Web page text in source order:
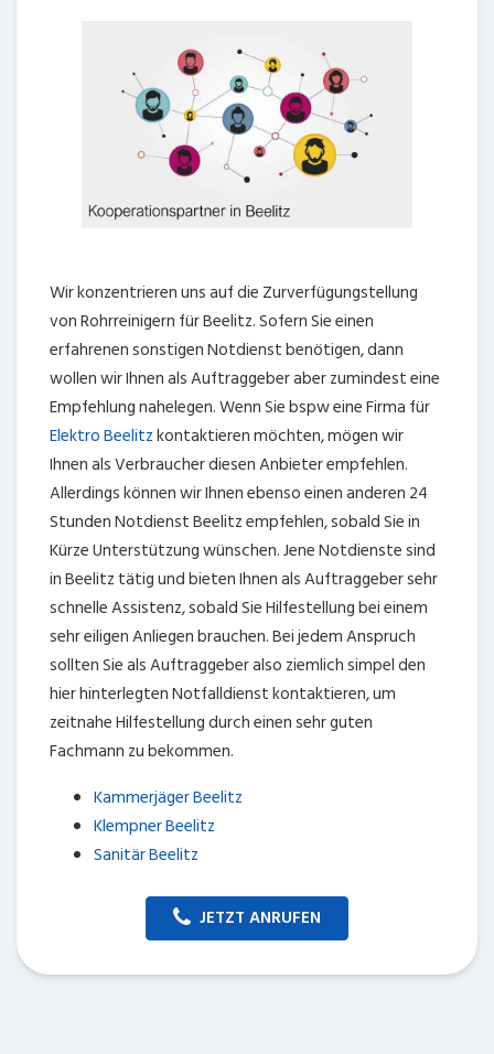
Wir konzentrieren uns auf die Zurverfügungstellung
von Rohrreinigern für Beelitz. Sofern Sie einen
erfahrenen sonstigen Notdienst benötigen, dann
wollen wir Ihnen als Auftraggeber aber zumindest eine
Empfehlung nahelegen. Wenn Sie bspw eine Firma für
Elektro Beelitzkontaktieren möchten, mögen wir
Ihnen als Verbraucher diesen Anbieter empfehlen.
Allerdings können wir Ihnen ebenso einen anderen 24
Stunden Notdienst Beelitz empfehlen, sobald Sie in
Kürze Unterstützung wünschen. Jene Notdienste sind
in Beelitz tätig und bieten Ihnen als Auftraggeber sehr
schnelle Assistenz, sobald Sie Hilfestellung bei einem
sehr eiligen Anliegen brauchen. Bei jedem Anspruch
sollten Sie als Auftraggeber also ziemlich simpel den
hier hinterlegten Notfalldienst kontaktieren, um
zeitnahe Hilfestellung durch einen sehr guten
Fachmann zu bekommen.
Kammerjäger Beelitz
Klempner Beelitz
Sanitär Beelitz
JETZT ANRUFEN